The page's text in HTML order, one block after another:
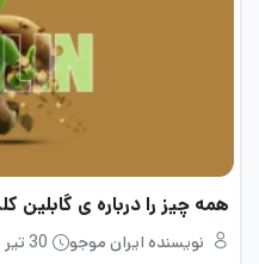
همه چیز را درباره ی گابلین
نویسنده ایران موجو
30 تیر 1405